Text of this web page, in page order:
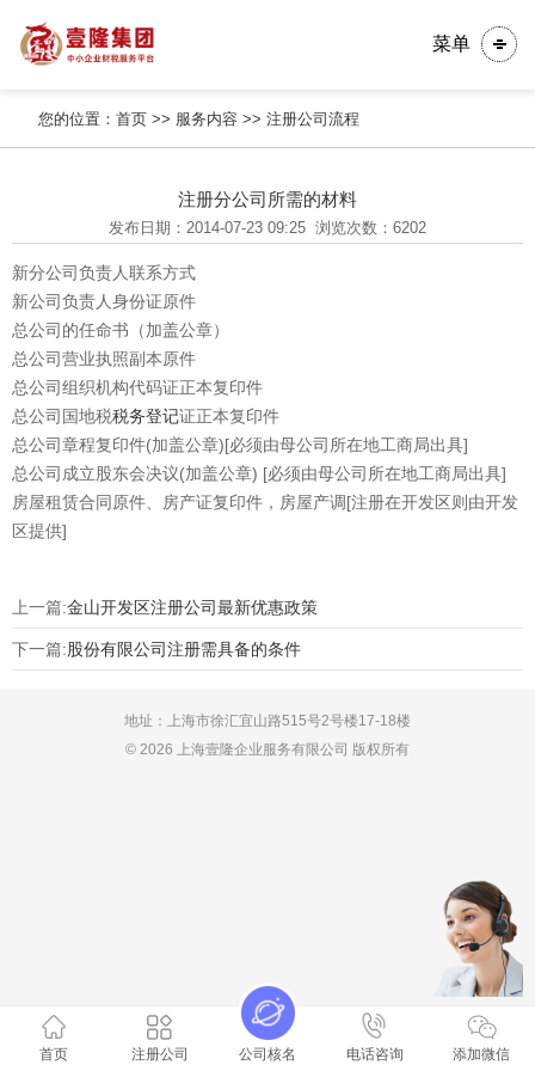
菜单
您的位置：首页 >> 服务内容 >>注册公司流程
注册分公司所需的材料
发布日期：2014-07-23 09:25 浏览次数：6202
新分公司负责人联系方式
新公司负责人身份证原件
总公司的任命书（加盖公章）
总公司营业执照副本原件
总公司组织机构代码证正本复印件
总公司国地税税务登记证正本复印件
总公司章程复印件(加盖公章)[必须由母公司所在地工商局出具]
总公司成立股东会决议(加盖公章) [必须由母公司所在地工商局出具]
房屋租赁合同原件、房产证复印件，房屋产调[注册在开发区则由开发
区提供]
上一篇:金山开发区注册公司最新优惠政策
下一篇:股份有限公司注册需具备的条件
地址：上海市徐汇宜山路515号2号楼17-18楼
© 2026 上海壹隆企业服务有限公司 版权所有
首页 注册公司 公司核名 电话咨询 添加微信